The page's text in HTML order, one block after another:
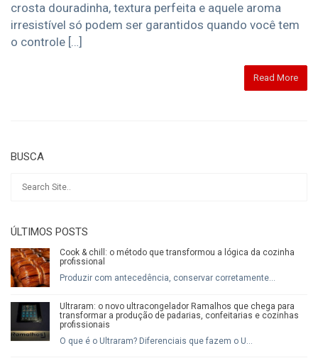
crosta douradinha, textura perfeita e aquele aroma
irresistível só podem ser garantidos quando você tem
o controle […]
Read More
BUSCA
ÚLTIMOS POSTS
Cook & chill: o método que transformou a lógica da cozinha
profissional
Produzir com antecedência, conservar corretamente...
Ultraram: o novo ultracongelador Ramalhos que chega para
transformar a produção de padarias, confeitarias e cozinhas
profissionais
O que é o Ultraram? Diferenciais que fazem o U...